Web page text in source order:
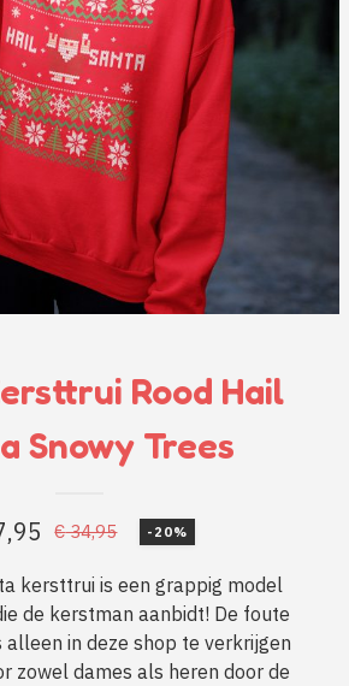
Rood Hail
Snowy Trees
€34,95 -20%
kersttrui is een grappig model
de kerstman aanbidt! De foute
alleen in deze shop te verkrijgen
zowel dames als heren door de